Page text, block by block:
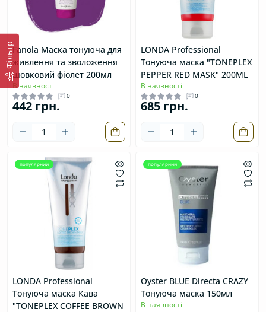
ФільтрFanola Маска тонуюча для
живлення та зволоження
шовковий фіолет 200мл
В наявності
0
442 грн.
LONDA Professional
Тонуюча маска "TONEPLEX
PEPPER RED MASK" 200ML
В наявності
0
685 грн.
популярний
LONDA Professional
Тонуюча маска Кава
"TONEPLEX COFFEE BROWN
популярний
Oyster BLUE Directa CRAZY
Тонуюча маска 150мл
В наявності